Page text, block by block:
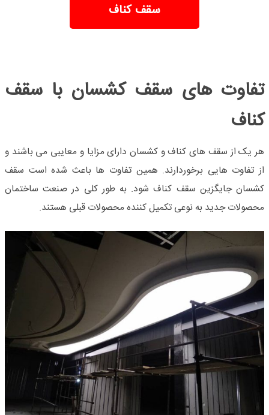
سقف کناف
تفاوت های سقف کشسان با سقف
کناف
هر یک از سقف‌ های کنافو کشسان دارای مزایا و معایبی می‌ باشند و
از تفاوت‌ هایی برخوردارند. همین تفاوت‌ ها باعث شده است سقف
کشسان جایگزین سقف کناف شود. به طور کلی در صنعت ساختمان
محصولات جدید به نوعی تکمیل کننده محصولات قبلی هستند.